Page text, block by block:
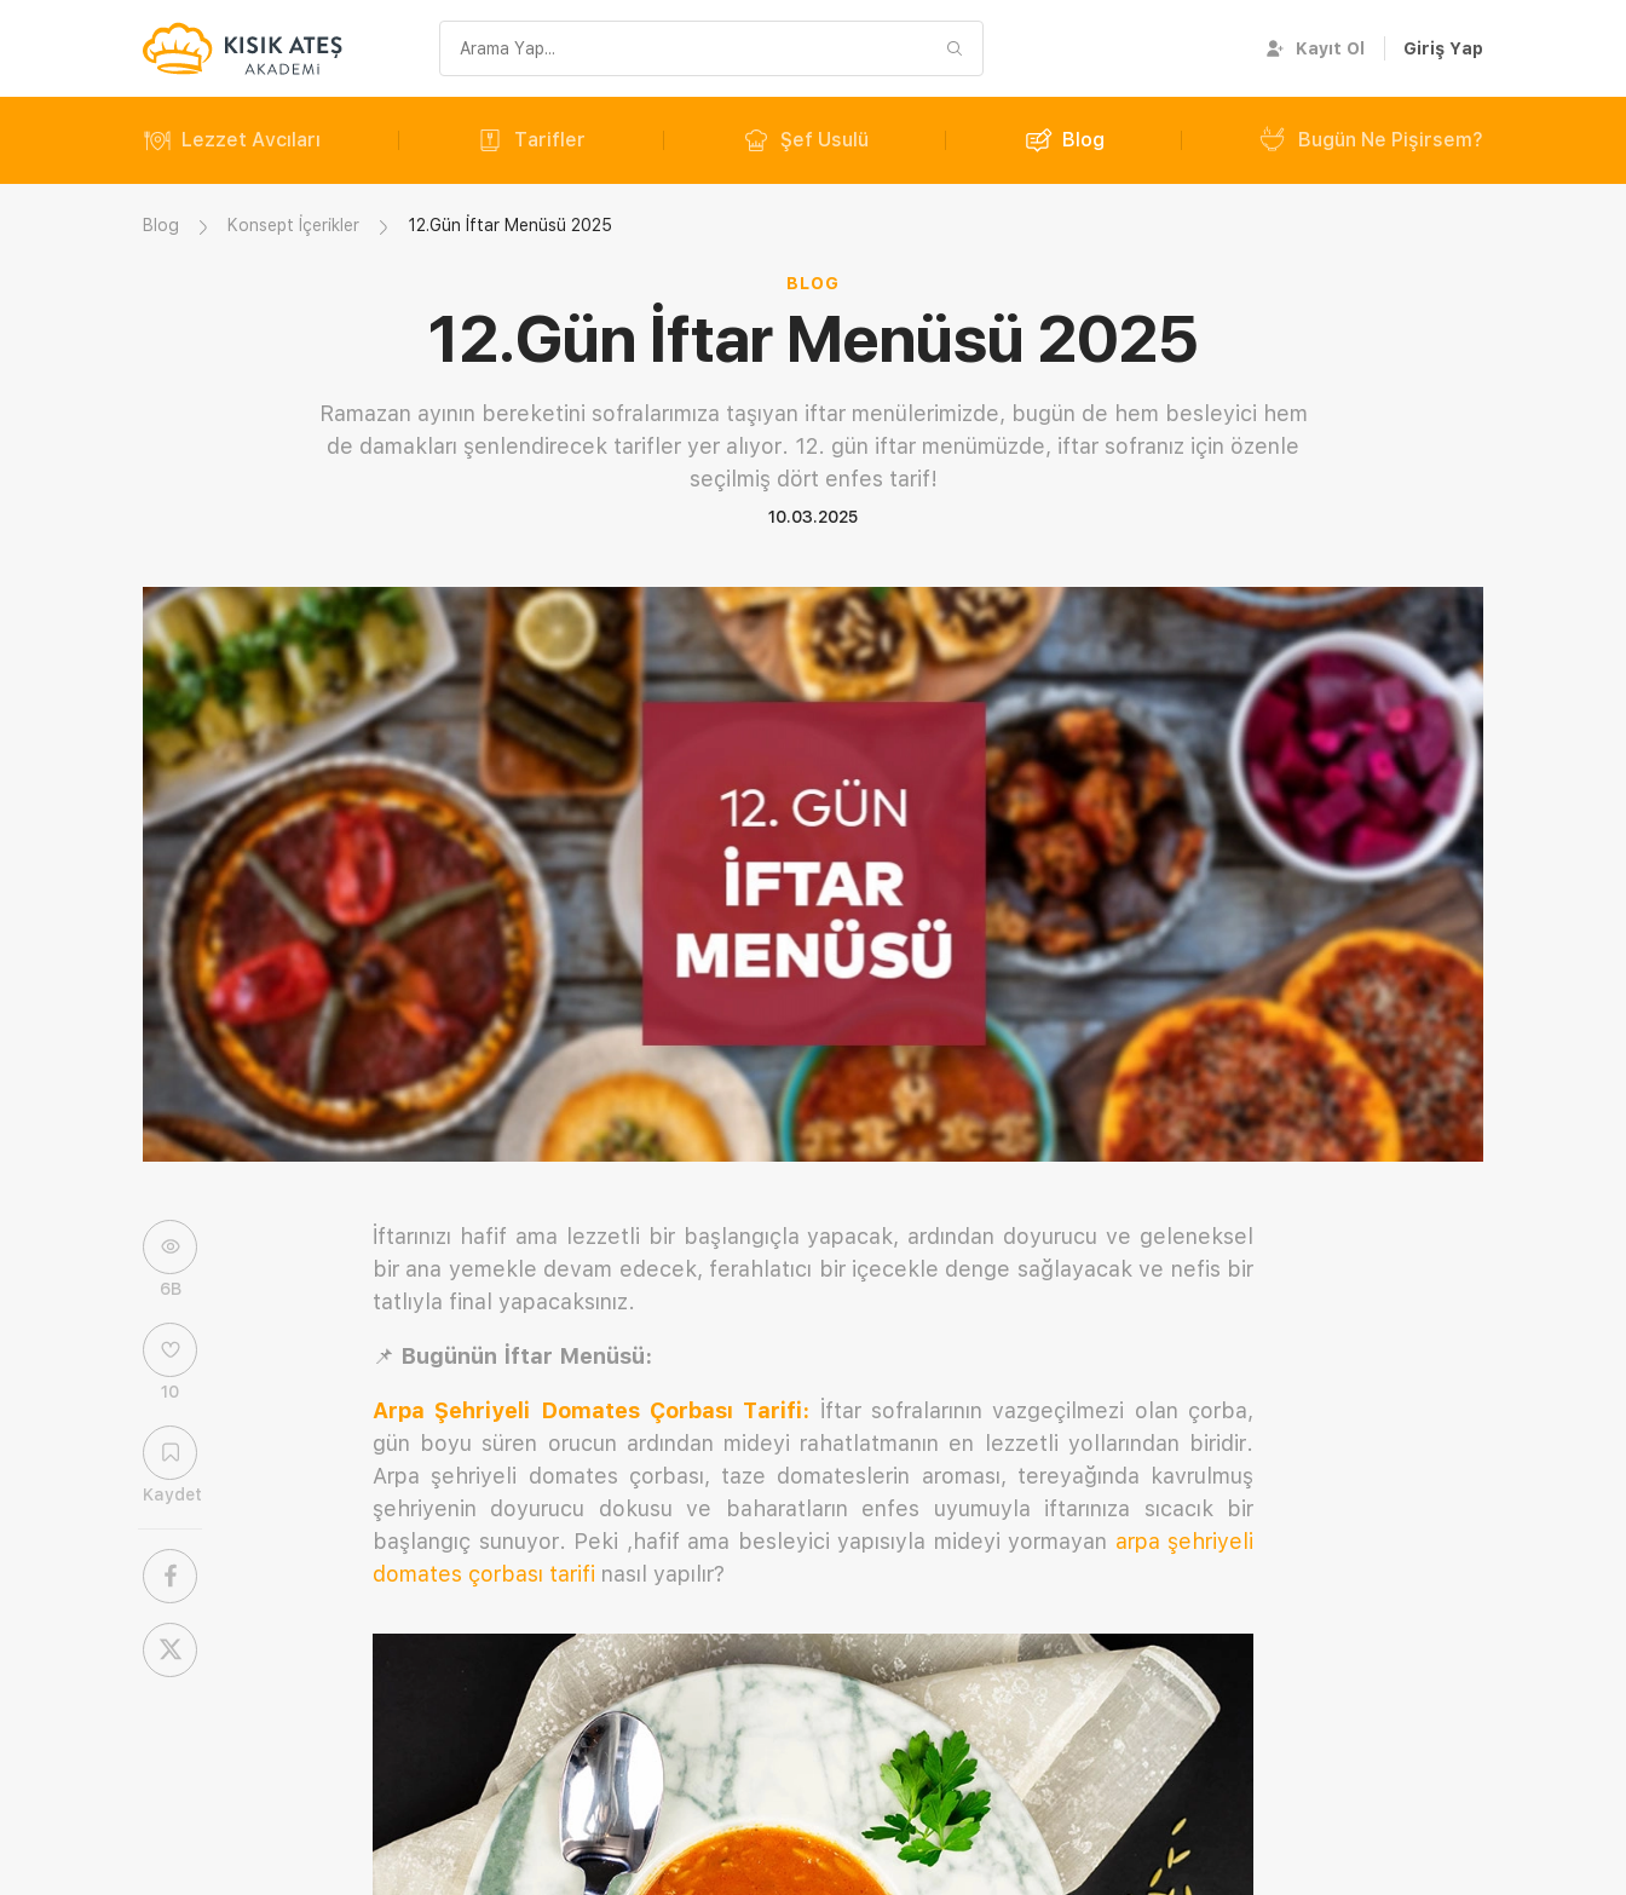
sorgusu
Kayıt Ol Giriş Yap
Lezzet Avcıları Tarifler Şef Usulü Blog Bugün Ne Pişirsem?
Blog Konsept İçerikler 12.Gün İftar Menüsü 2025
BLOG
12.Gün İftar Menüsü 2025
Ramazan ayının bereketini sofralarımıza taşıyan iftar menülerimizde, bugün de hem besleyici hem
de damakları şenlendirecek tarifler yer alıyor. 12. gün iftar menümüzde, iftar sofranız için özenle
seçilmiş dört enfes tarif!
10.03.2025
6B
10
Kaydet
İftarınızı hafif ama lezzetli bir başlangıçla yapacak, ardından doyurucu ve geleneksel
bir ana yemekle devam edecek, ferahlatıcı bir içecekle denge sağlayacak ve nefis bir
tatlıyla final yapacaksınız.
📌 Bugünün İftar Menüsü:
Arpa Şehriyeli Domates Çorbası Tarifi: İftar sofralarının vazgeçilmezi olan çorba,
gün boyu süren orucun ardından mideyi rahatlatmanın en lezzetli yollarından biridir.
Arpa şehriyeli domates çorbası, taze domateslerin aroması, tereyağında kavrulmuş
şehriyenin doyurucu dokusu ve baharatların enfes uyumuyla iftarınıza sıcacık bir
başlangıç sunuyor. Peki ,hafif ama besleyici yapısıyla mideyi yormayan arpa şehriyeli
domates çorbası tarifi nasıl yapılır?